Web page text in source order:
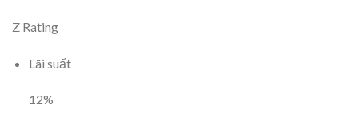
Z Rating
Lãi suất
12%